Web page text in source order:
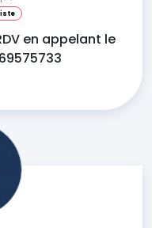
en appelant le